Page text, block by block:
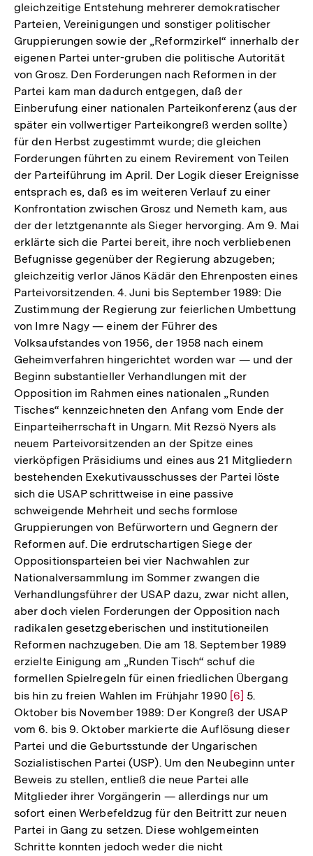
gleichzeitige Entstehung mehrerer demokratischer
Parteien, Vereinigungen und sonstiger politischer
Gruppierungen sowie der „Reformzirkel“ innerhalb der
eigenen Partei unter-gruben die politische Autorität
von Grosz. Den Forderungen nach Reformen in der
Partei kam man dadurch entgegen, daß der
Einberufung einer nationalen Parteikonferenz (aus der
später ein vollwertiger Parteikongreß werden sollte)
für den Herbst zugestimmt wurde; die gleichen
Forderungen führten zu einem Revirement von Teilen
der Parteiführung im April. Der Logik dieser Ereignisse
entsprach es, daß es im weiteren Verlauf zu einer
Konfrontation zwischen Grosz und Nemeth kam, aus
der der letztgenannte als Sieger hervorging. Am 9. Mai
erklärte sich die Partei bereit, ihre noch verbliebenen
Befugnisse gegenüber der Regierung abzugeben;
gleichzeitig verlor Jänos Kädär den Ehrenposten eines
Parteivorsitzenden. 4. Juni bis September 1989: Die
Zustimmung der Regierung zur feierlichen Umbettung
von Imre Nagy — einem der Führer des
Volksaufstandes von 1956, der 1958 nach einem
Geheimverfahren hingerichtet worden war — und der
Beginn substantieller Verhandlungen mit der
Opposition im Rahmen eines nationalen „Runden
Tisches“ kennzeichneten den Anfang vom Ende der
Einparteiherrschaft in Ungarn. Mit Rezsö Nyers als
neuem Parteivorsitzenden an der Spitze eines
vierköpfigen Präsidiums und eines aus 21 Mitgliedern
bestehenden Exekutivausschusses der Partei löste
sich die USAP schrittweise in eine passive
schweigende Mehrheit und sechs formlose
Gruppierungen von Befürwortern und Gegnern der
Reformen auf. Die erdrutschartigen Siege der
Oppositionsparteien bei vier Nachwahlen zur
Nationalversammlung im Sommer zwangen die
Verhandlungsführer der USAP dazu, zwar nicht allen,
aber doch vielen Forderungen der Opposition nach
radikalen gesetzgeberischen und institutioneilen
Reformen nachzugeben. Die am 18. September 1989
erzielte Einigung am „Runden Tisch“ schuf die
formellen Spielregeln für einen friedlichen Übergang
bis hin zu freien Wahlen im Frühjahr 1990 Zur
Auflösung
der
Fußnote
[6] 5.
Oktober bis November 1989: Der Kongreß der USAP
vom 6. bis 9. Oktober markierte die Auflösung dieser
Partei und die Geburtsstunde der Ungarischen
Sozialistischen Partei (USP). Um den Neubeginn unter
Beweis zu stellen, entließ die neue Partei alle
Mitglieder ihrer Vorgängerin — allerdings nur um
sofort einen Werbefeldzug für den Beitritt zur neuen
Partei in Gang zu setzen. Diese wohlgemeinten
Schritte konnten jedoch weder die nicht